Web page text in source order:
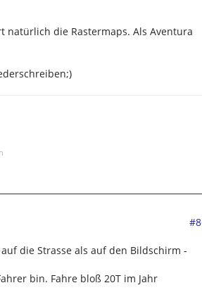
natürlich die Rastermaps. Als Aventura
die Strasse als auf den Bildschirm -
bin. Fahre bloß 20T im Jahr